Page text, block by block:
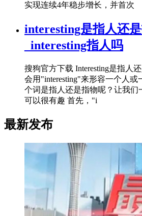
实现连续4年稳步增长，并首次
interesting是指人还
_interesting指人吗
搜狗官方下载 Interesting是指人
会用"interesting"来形容一个人
个词是指人还是指物呢？让我们
可以很有趣 首先，"i
最新发布